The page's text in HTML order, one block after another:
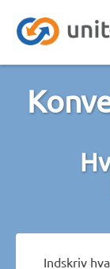
Indskriv